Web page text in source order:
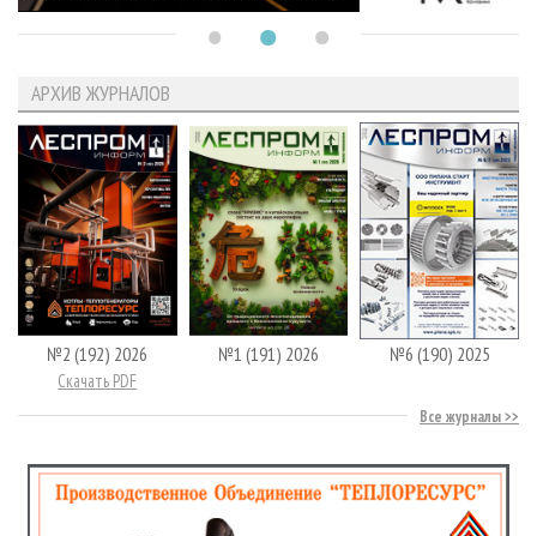
АРХИВ ЖУРНАЛОВ
№2 (192) 2026
Скачать PDF
№1 (191) 2026 №6 (190) 2025
Все журналы